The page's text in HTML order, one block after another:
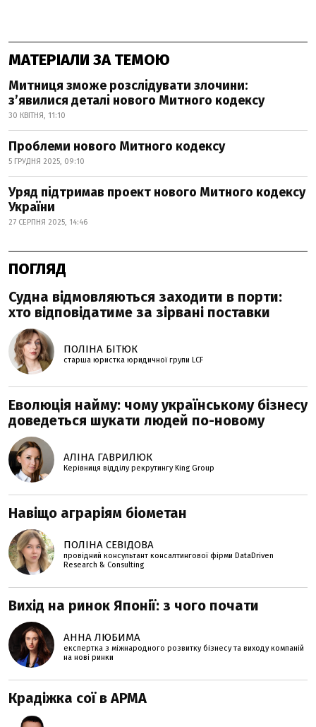
МАТЕРІАЛИ ЗА ТЕМОЮ
Митниця зможе розслідувати злочини:
з’явилися деталі нового Митного кодексу
30 КВІТНЯ, 11:10
Проблеми нового Митного кодексу
5 ГРУДНЯ 2025, 09:10
Уряд підтримав проект нового Митного кодексу
України
27 СЕРПНЯ 2025, 14:46
ПОГЛЯД
Судна відмовляються заходити в порти:
хто відповідатиме за зірвані поставки
ПОЛІНА БІТЮК
старша юристка юридичної групи LCF
Еволюція найму: чому українському бізнесу
доведеться шукати людей по-новому
АЛІНА ГАВРИЛЮК
Керівниця відділу рекрутингу King Group
Навіщо аграріям біометан
ПОЛІНА СЕВІДОВА
провідний консультант консалтингової фірми DataDriven
Research & Consulting
Вихід на ринок Японії: з чого почати
АННА ЛЮБИМА
експертка з міжнародного розвитку бізнесу та виходу компаній
на нові ринки
Крадіжка сої в АРМА